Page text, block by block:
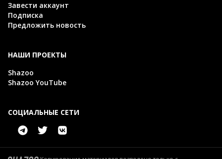
Завести аккаунт
Подписка
Предложить новость
НАШИ ПРОЕКТЫ
Shazoo
Shazoo YouTube
СОЦИАЛЬНЫЕ СЕТИ